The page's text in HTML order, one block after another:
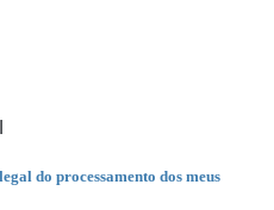
do processamento dos meus